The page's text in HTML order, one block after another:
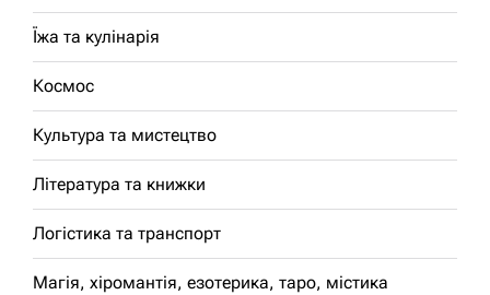
Їжа та кулінарія
Космос
Культура та мистецтво
Література та книжки
Логістика та транспорт
Магія, хіромантія, езотерика, таро, містика